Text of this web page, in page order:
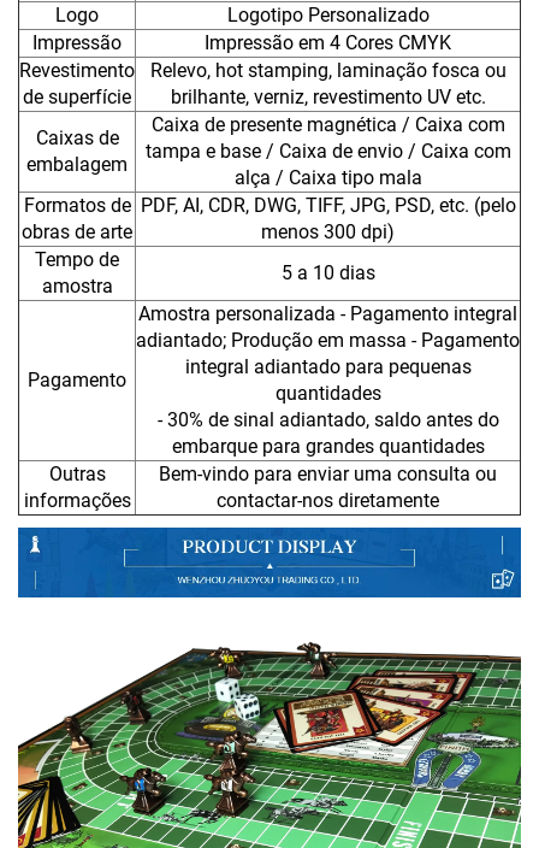
Logo
Logotipo Personalizado
Impressão
Impressão em 4 Cores CMYK
Revestimento
de superfície
Relevo, hot stamping, laminação fosca ou
brilhante, verniz, revestimento UV etc.
Caixas de
embalagem
Caixa de presente magnética / Caixa com
tampa e base / Caixa de envio / Caixa com
alça / Caixa tipo mala
Formatos de
obras de arte
PDF, AI, CDR, DWG, TIFF, JPG, PSD, etc. (pelo
menos 300 dpi)
Tempo de
amostra
5 a 10 dias
Pagamento
Amostra personalizada - Pagamento integral
adiantado; Produção em massa - Pagamento
integral adiantado para pequenas
quantidades
- 30% de sinal adiantado, saldo antes do
embarque para grandes quantidades
Outras
informações
Bem-vindo para enviar uma consulta ou
contactar-nos diretamente